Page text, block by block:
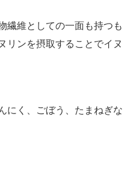
繊維としての一面も持つも
リンを摂取することでイヌ
にく、ごぼう、たまねぎな